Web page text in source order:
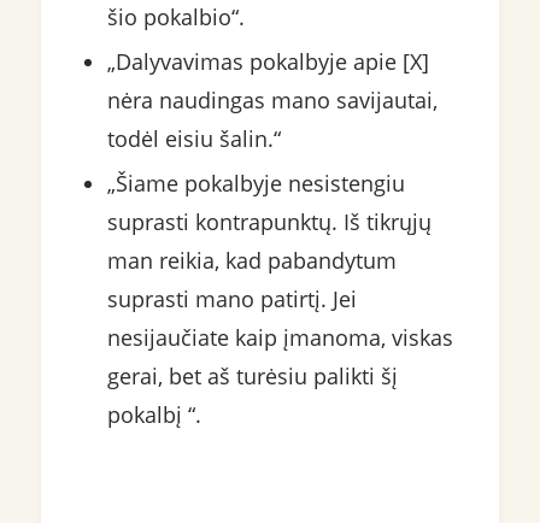
šio pokalbio“.
„Dalyvavimas pokalbyje apie [X]
nėra naudingas mano savijautai,
todėl eisiu šalin.“
„Šiame pokalbyje nesistengiu
suprasti kontrapunktų. Iš tikrųjų
man reikia, kad pabandytum
suprasti mano patirtį. Jei
nesijaučiate kaip įmanoma, viskas
gerai, bet aš turėsiu palikti šį
pokalbį “.